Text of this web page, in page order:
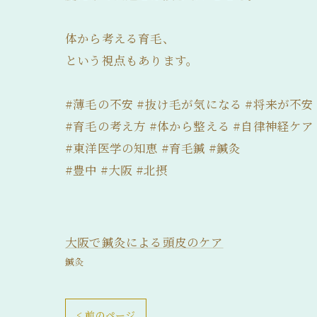
体から考える育毛、
という視点もあります。
#薄毛の不安 #抜け毛が気になる #将来が不安
#育毛の考え方 #体から整える #自律神経ケア
#東洋医学の知恵 #育毛鍼 #鍼灸
#豊中 #大阪 #北摂
大阪で鍼灸による頭皮のケア
鍼灸